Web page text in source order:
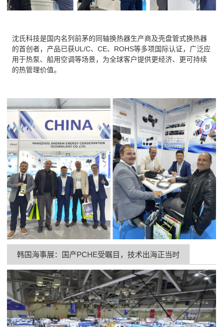
沈氏科技是国内名列前茅的同轴换热器生产商及壳盘管式换热器
的首创者，产品已获UL/C、CE、ROHS等多项国际认证，广泛应
用于热泵、船用空调等场景，为全球客户提供更经济、更可持续
的热管理价值。
韩国海事展：国产PCHE受瞩目，技术出海正当时